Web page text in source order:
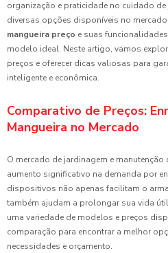
organização e praticidade no cuidado de
diversas opções disponíveis no
mangueira preço e suas
modelo ideal. Neste artigo, vamos
preços e oferecer dicas valiosas para
inteligente e econômica.
Comparativo de Preços:
Mangueira no Mercado
O mercado de jardinagem e manutenção
aumento significativo na demanda por
dispositivos não apenas facilitam o
também ajudam a prolongar sua vida
uma variedade de modelos e preços
comparação para encontrar a melhor
necessidades e orçamento.